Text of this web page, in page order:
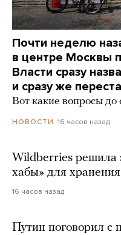
Почти неделю
в центре Москвы
Власти сразу
и сразу же
Вот какие вопросы до
НОВОСТИ 16 часов назад
Wildberries решила
хабы» для
16 часов назад
Путин поговорил с